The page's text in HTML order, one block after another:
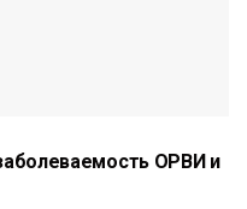
ОРВИ и